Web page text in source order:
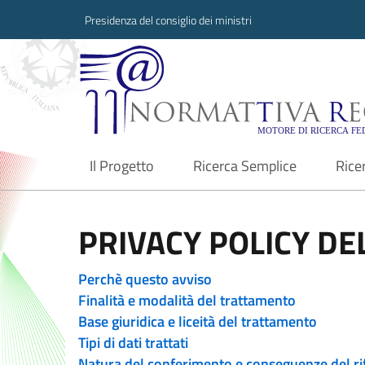
Presidenza del consiglio dei ministri
Normattiva
Il Progetto
current Ricerca Semplice
PRIVACY POLICY
Perchè questo avviso
Finalità e modalità del trattamento
Base giuridica e liceità del trattamento
Tipi di dati trattati